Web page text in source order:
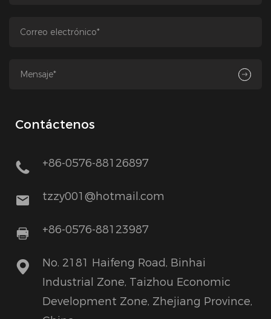
Contáctenos
+86-0576-88126897
tzzy001@hotmail.com
+86-0576-88123987
No. 2181 Haifeng Road, Binhai
Industrial Zone, Taizhou Economic
Development Zone, Zhejiang Province,